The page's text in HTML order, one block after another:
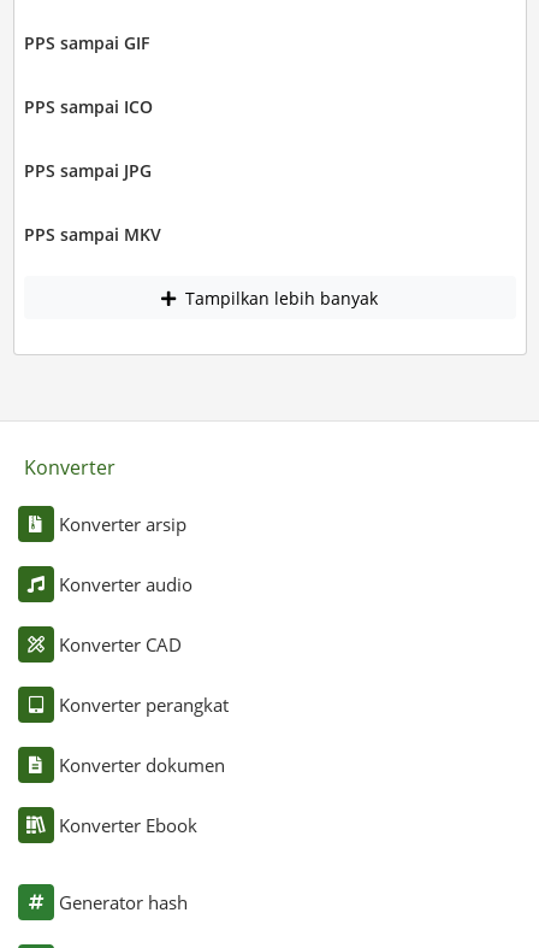
PPS sampai GIF
PPS sampai ICO
PPS sampai JPG
PPS sampai MKV
Tampilkan lebih banyak
Konverter
Konverter arsip
Konverter audio
Konverter CAD
Konverter perangkat
Konverter dokumen
Konverter Ebook
Generator hash